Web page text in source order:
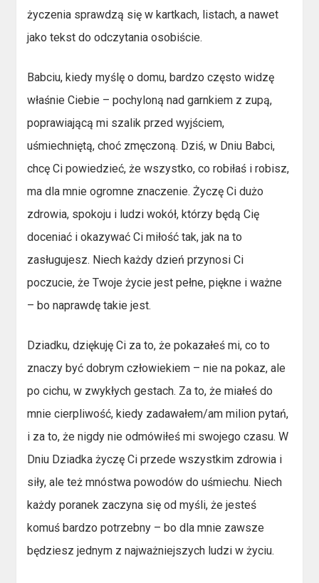
życzenia sprawdzą się w kartkach, listach, a nawet
jako tekst do odczytania osobiście.
Babciu, kiedy myślę o domu, bardzo często widzę
właśnie Ciebie – pochyloną nad garnkiem z zupą,
poprawiającą mi szalik przed wyjściem,
uśmiechniętą, choć zmęczoną. Dziś, w Dniu Babci,
chcę Ci powiedzieć, że wszystko, co robiłaś i robisz,
ma dla mnie ogromne znaczenie. Życzę Ci dużo
zdrowia, spokoju i ludzi wokół, którzy będą Cię
doceniać i okazywać Ci miłość tak, jak na to
zasługujesz. Niech każdy dzień przynosi Ci
poczucie, że Twoje życie jest pełne, piękne i ważne
– bo naprawdę takie jest.
Dziadku, dziękuję Ci za to, że pokazałeś mi, co to
znaczy być dobrym człowiekiem – nie na pokaz, ale
po cichu, w zwykłych gestach. Za to, że miałeś do
mnie cierpliwość, kiedy zadawałem/am milion pytań,
i za to, że nigdy nie odmówiłeś mi swojego czasu. W
Dniu Dziadka życzę Ci przede wszystkim zdrowia i
siły, ale też mnóstwa powodów do uśmiechu. Niech
każdy poranek zaczyna się od myśli, że jesteś
komuś bardzo potrzebny – bo dla mnie zawsze
będziesz jednym z najważniejszych ludzi w życiu.